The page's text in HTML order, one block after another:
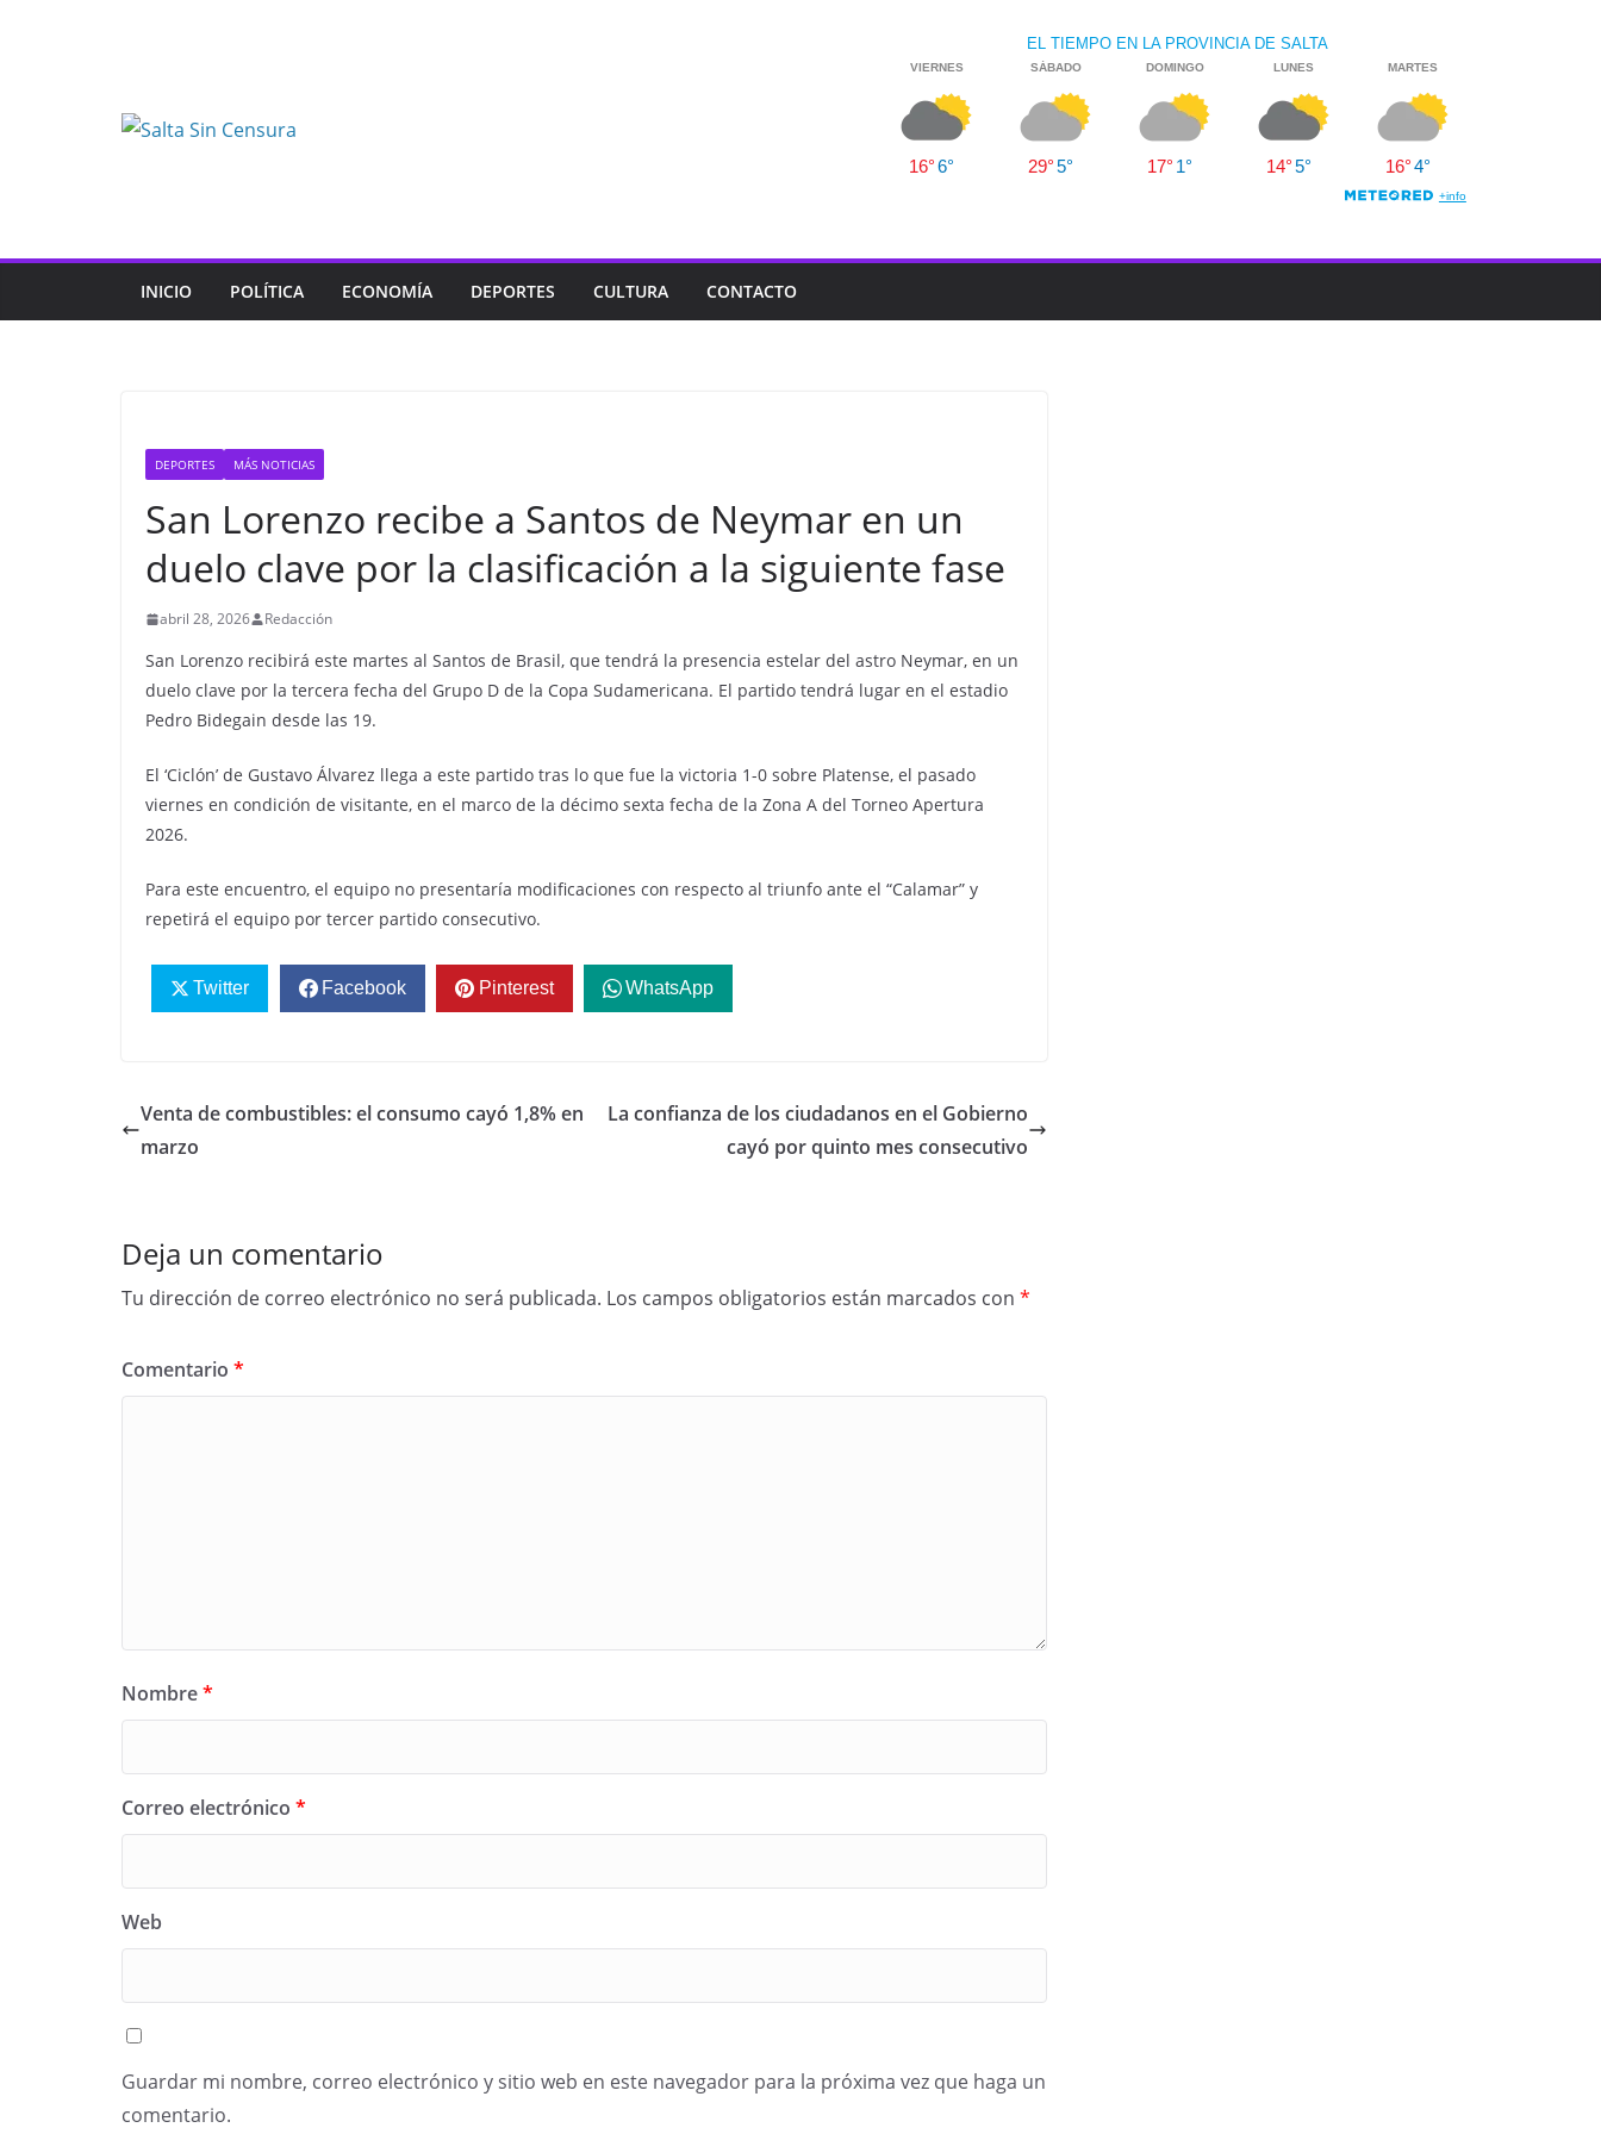
INICIO POLÍTICA ECONOMÍA DEPORTES CULTURA CONTACTO
DEPORTES MÁS NOTICIAS
San Lorenzo recibe a Santos de Neymar en un
duelo clave por la clasificación a la siguiente fase
abril 28, 2026 Redacción
San Lorenzo recibirá este martes al Santos de Brasil, que tendrá la presencia estelar del astro Neymar, en un
duelo clave por la tercera fecha del Grupo D de la Copa Sudamericana. El partido tendrá lugar en el estadio
Pedro Bidegain desde las 19.
El ‘Ciclón’ de Gustavo Álvarez llega a este partido tras lo que fue la victoria 1-0 sobre Platense, el pasado
viernes en condición de visitante, en el marco de la décimo sexta fecha de la Zona A del Torneo Apertura
2026.
Para este encuentro, el equipo no presentaría modificaciones con respecto al triunfo ante el “Calamar” y
repetirá el equipo por tercer partido consecutivo.
Twitter Facebook Pinterest WhatsApp
Venta de combustibles: el consumo cayó 1,8% en
marzo
La confianza de los ciudadanos en el Gobierno
cayó por quinto mes consecutivo
Deja un comentario
Tu dirección de correo electrónico no será publicada. Los campos obligatorios están marcados con *
Comentario *
Nombre*
Correo electrónico *
Web
Guardar mi nombre, correo electrónico y sitio web en este navegador para la próxima vez que haga un
comentario.